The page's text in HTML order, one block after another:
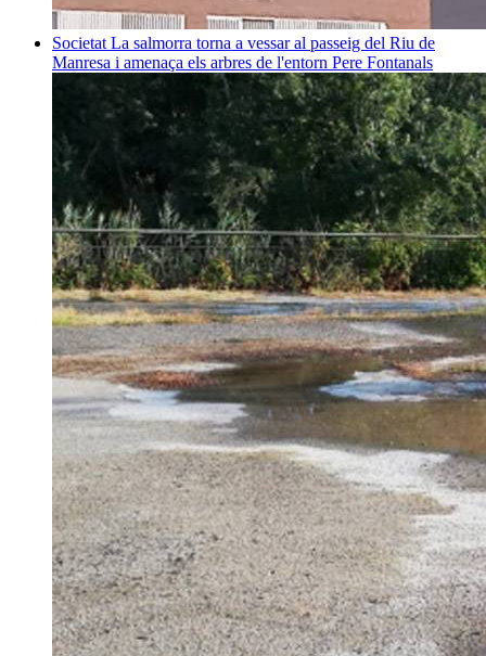
Societat La salmorra torna a vessar al passeig del Riu de
Manresa i amenaça els arbres de l'entorn Pere Fontanals